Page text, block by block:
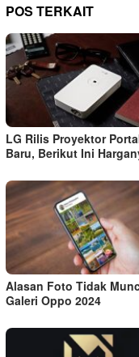
POS TERKAIT
LG Rilis Proyektor
Baru, Berikut Ini
Alasan Foto Tidak
Galeri Oppo 2024